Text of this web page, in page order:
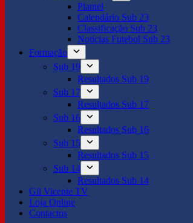
Plantel
Calendário Sub 23
Classificação Sub 23
Notícias Futebol Sub 23
Formação
Sub 19
Resultados Sub 19
Sub 17
Resultados Sub 17
Sub 16
Resultados Sub 16
Sub 15
Resultados Sub 15
Sub 14
Resultados Sub 14
Gil Vicente TV
Loja Online
Contactos